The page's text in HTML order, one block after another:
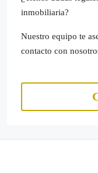
inmobiliaria?
Nuestro equipo te
contacto con